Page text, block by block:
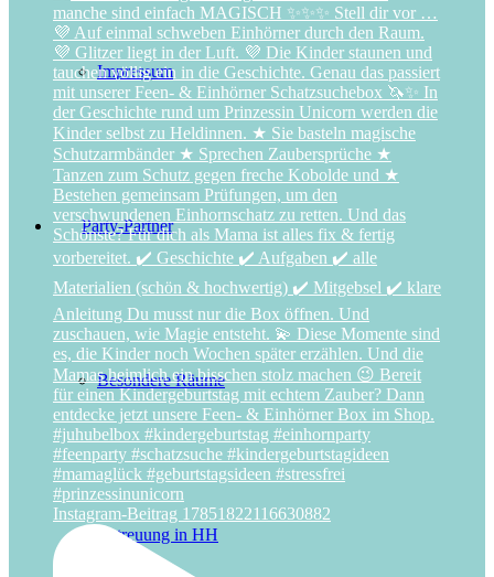
Impressum
Party-Partner
Besondere Räume
Betreuung in HH
Instagram-Beitrag 17851822116630882